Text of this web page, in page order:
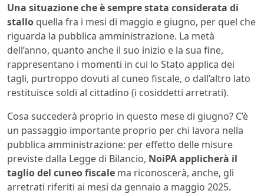
Una situazione che è sempre stata considerata di
stallo quella fra i mesi di maggio e giugno, per quel che
riguarda la pubblica amministrazione. La metà
dell’anno, quanto anche il suo inizio e la sua fine,
rappresentano i momenti in cui lo Stato applica dei
tagli, purtroppo dovuti al cuneo fiscale, o dall’altro lato
restituisce soldi al cittadino (i cosiddetti arretrati).
Cosa succederà proprio in questo mese di giugno? C’è
un passaggio importante proprio per chi lavora nella
pubblica amministrazione: per effetto delle misure
previste dalla Legge di Bilancio, NoiPA applicherà il
taglio del cuneo fiscale ma riconoscerà, anche, gli
arretrati riferiti ai mesi da gennaio a maggio 2025.